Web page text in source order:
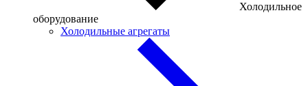
Холодильное
оборудование
Холодильные агрегаты